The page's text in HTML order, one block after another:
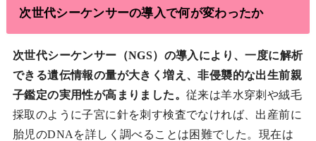
次世代シーケンサーの導入で何が変わったか
次世代シーケンサー（NGS）の導入により、一度に解析
できる遺伝情報の量が大きく増え、非侵襲的な出生前親
子鑑定の実用性が高まりました。 従来は羊水穿刺や絨毛
採取のように子宮に針を刺す検査でなければ、出産前に
胎児のDNAを詳しく調べることは困難でした。現在は